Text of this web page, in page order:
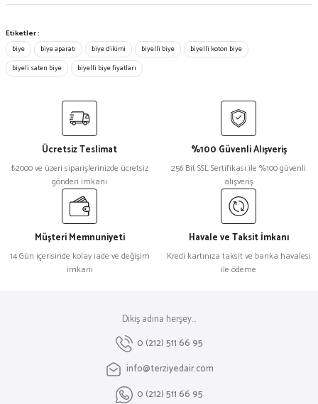
Etiketler :
biye
biye aparatı biye dikimi biyelli biye
biyelli koton biye
biyeli saten biye
biyelli biye fiyatları
Ücretsiz Teslimat
₺2000 ve üzeri siparişlerinizde ücretsiz
gönderi imkanı
%100 Güvenli Alışveriş
256 Bit SSL Sertifikası ile %100 güvenli
alışveriş
Müşteri Memnuniyeti
14 Gün içerisinde kolay iade ve değişim
imkanı
Havale ve Taksit İmkanı
Kredi kartınıza taksit ve banka havalesi
ile ödeme
Dikiş adına herşey...
0 (212) 511 66 95
info@terziyedair.com
0 (212) 511 66 95